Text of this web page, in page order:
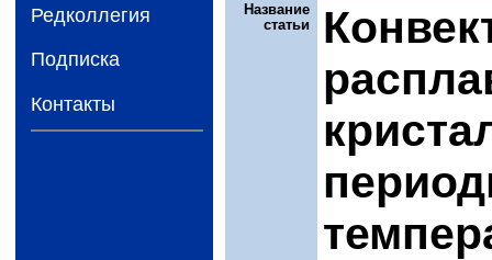
Редколлегия
Подписка
Контакты
Название
статьи